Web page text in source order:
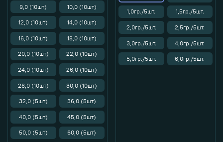
9,0 (10шт) 10,0 (10шт)
12,0 (10шт) 14,0 (10шт)
16,0 (10шт) 18,0 (10шт)
20,0 (10шт) 22,0 (10шт)
24,0 (10шт) 26,0 (10шт)
28,0 (10шт) 30,0 (10шт)
32,0 (5шт) 36,0 (5шт)
40,0 (5шт) 45,0 (5шт)
50,0 (5шт) 60,0 (5шт)
1,0гр./5шт. 1,5гр./5шт.
2,0гр./5шт. 2,5гр./5шт.
3,0гр./5шт. 4,0гр./5шт.
5,0гр./5шт. 6,0гр./5шт.